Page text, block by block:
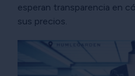
esperan transparencia en
sus precios.